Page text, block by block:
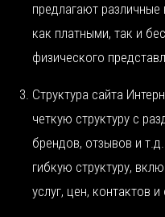
предлагают
как платными, так и
физического
Структура сайта
четкую структуру с
брендов, отзывов и
гибкую структуру,
услуг, цен, контактов